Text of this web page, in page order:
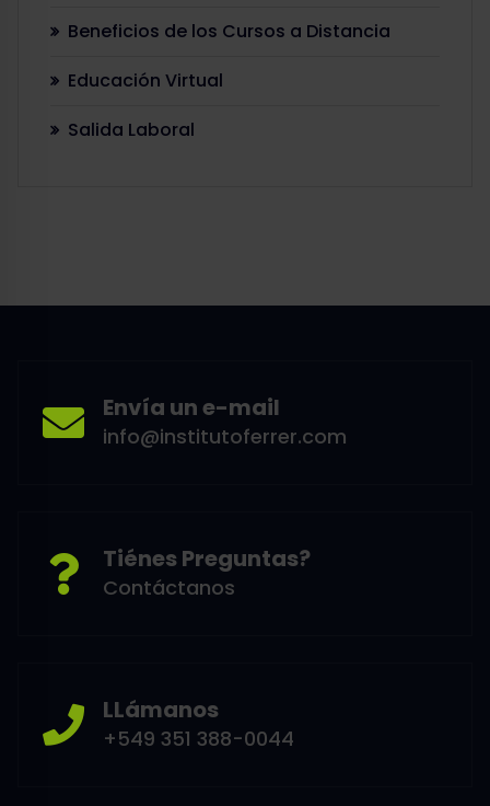
Beneficios de los Cursos a Distancia
Educación Virtual
Salida Laboral
Envía un e-mail
info@institutoferrer.com
Tiénes Preguntas?
Contáctanos
LLámanos
+549 351 388-0044